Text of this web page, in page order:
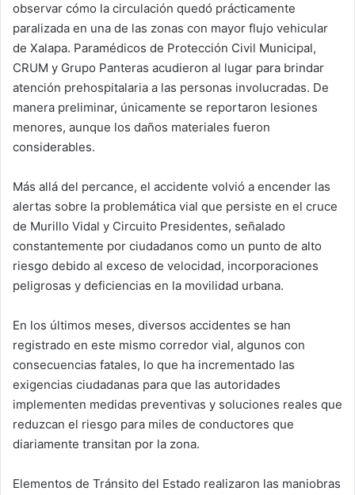
observar cómo la circulación quedó prácticamente
paralizada en una de las zonas con mayor flujo vehicular
de Xalapa. Paramédicos de Protección Civil Municipal,
CRUM y Grupo Panteras acudieron al lugar para brindar
atención prehospitalaria a las personas involucradas. De
manera preliminar, únicamente se reportaron lesiones
menores, aunque los daños materiales fueron
considerables.
Más allá del percance, el accidente volvió a encender las
alertas sobre la problemática vial que persiste en el cruce
de Murillo Vidal y Circuito Presidentes, señalado
constantemente por ciudadanos como un punto de alto
riesgo debido al exceso de velocidad, incorporaciones
peligrosas y deficiencias en la movilidad urbana.
En los últimos meses, diversos accidentes se han
registrado en este mismo corredor vial, algunos con
consecuencias fatales, lo que ha incrementado las
exigencias ciudadanas para que las autoridades
implementen medidas preventivas y soluciones reales que
reduzcan el riesgo para miles de conductores que
diariamente transitan por la zona.
Elementos de Tránsito del Estado realizaron las maniobras